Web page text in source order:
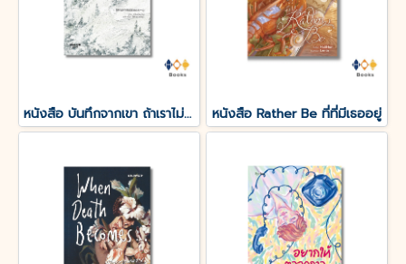
หนังสือ บันทึกจากเขา ถ้าเราไม่ได้เจอกันอีก หนังสือ Rather Be ที่ที่มีเธออยู่